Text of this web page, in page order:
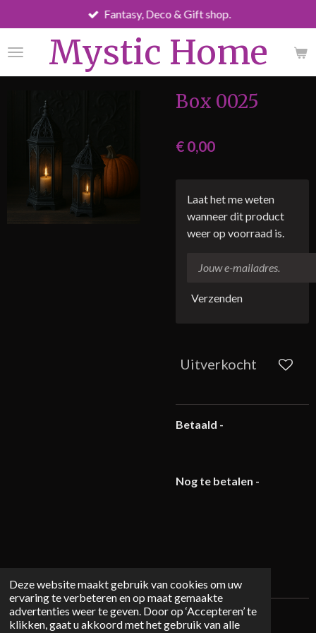
Deze website maakt gebruik van cookies om uw
ervaring te verbeteren en op maat gemaakte
advertenties weer te geven. Door op ‘Accepteren’ te
klikken, gaat u akkoord met het gebruik van alle
direct
naar
Mystic Home
Fantasy, Deco & Gift shop.
Box 0025
€ 0,00
Laat het me weten
wanneer dit product
weer op voorraad is.
Verzenden
Uitverkocht
Betaald -
Nog te betalen -
© 2026 Mystichome.nl